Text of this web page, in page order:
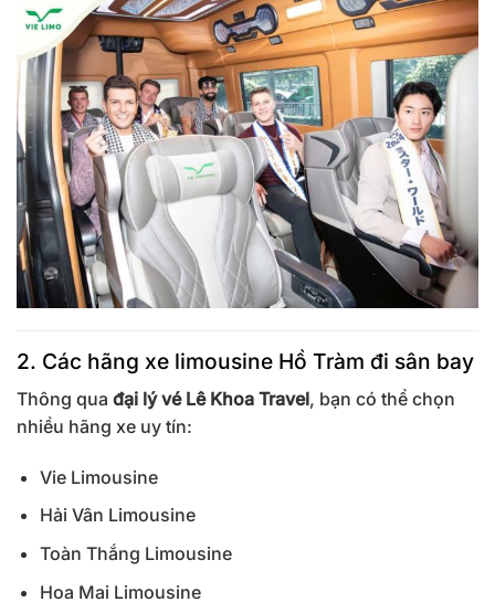
2. Các hãng xe limousine Hồ Tràm đi sân bay
Thông qua đại lý vé Lê Khoa Travel, bạn có thể chọn
nhiều hãng xe uy tín:
Vie Limousine
Hải Vân Limousine
Toàn Thắng Limousine
Hoa Mai Limousine